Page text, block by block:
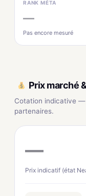
RANK MÉTA
—
Pas encore mesuré
Prix marché
Cotation indicative
partenaires.
—
Prix indicatif (état